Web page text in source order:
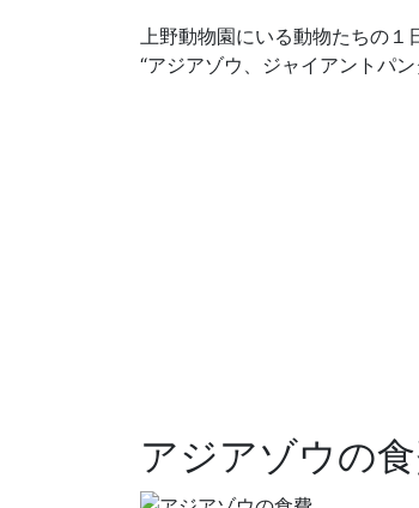
上野動物園にいる動物たちの
“アジアゾウ、ジャイアントパ
アジアゾウの